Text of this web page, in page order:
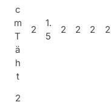
c
m
T
ä
h
t
2
1.
5
2 2 2 2
2